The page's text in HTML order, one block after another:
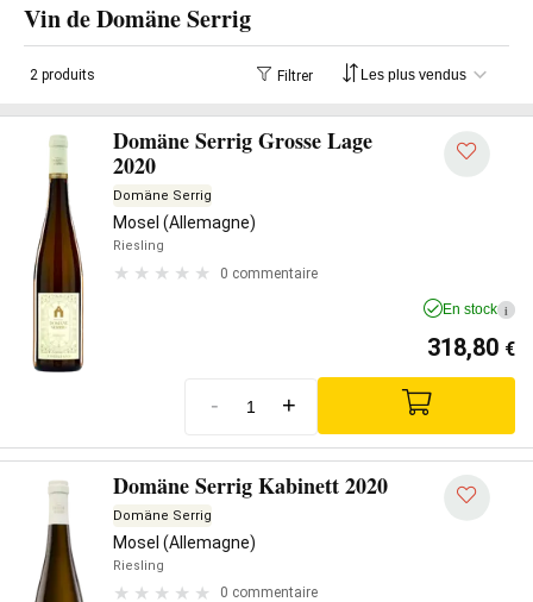
Vin de Domäne Serrig
2 produits Filtrer
Domäne Serrig Grosse Lage
2020
Domäne Serrig
Mosel (Allemagne)
Riesling
0 commentaire
En stock i
318,80 €
- +
Domäne Serrig Kabinett 2020
Domäne Serrig
Mosel (Allemagne)
Riesling
0 commentaire